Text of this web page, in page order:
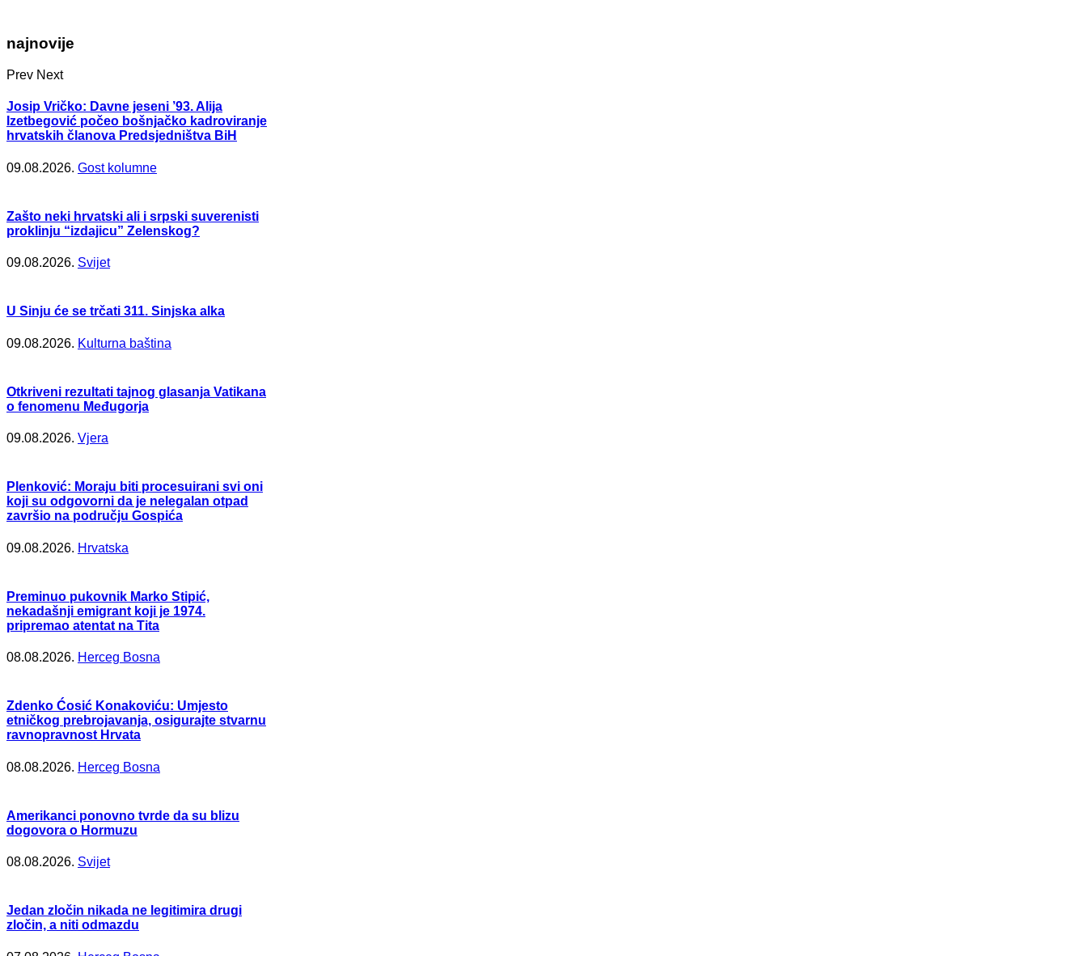
najnovije
Prev Next
Josip Vričko: Davne jeseni ’93. Alija
Izetbegović počeo bošnjačko kadroviranje
hrvatskih članova Predsjedništva BiH
09.08.2026. Gost kolumne
Zašto neki hrvatski ali i srpski suverenisti
proklinju “izdajicu” Zelenskog?
09.08.2026. Svijet
U Sinju će se trčati 311. Sinjska alka
09.08.2026. Kulturna baština
Otkriveni rezultati tajnog glasanja Vatikana
o fenomenu Međugorja
09.08.2026. Vjera
Plenković: Moraju biti procesuirani svi oni
koji su odgovorni da je nelegalan otpad
završio na području Gospića
09.08.2026. Hrvatska
Preminuo pukovnik Marko Stipić,
nekadašnji emigrant koji je 1974.
pripremao atentat na Tita
08.08.2026. Herceg Bosna
Zdenko Ćosić Konakoviću: Umjesto
etničkog prebrojavanja, osigurajte stvarnu
ravnopravnost Hrvata
08.08.2026. Herceg Bosna
Amerikanci ponovno tvrde da su blizu
dogovora o Hormuzu
08.08.2026. Svijet
Jedan zločin nikada ne legitimira drugi
zločin, a niti odmazdu